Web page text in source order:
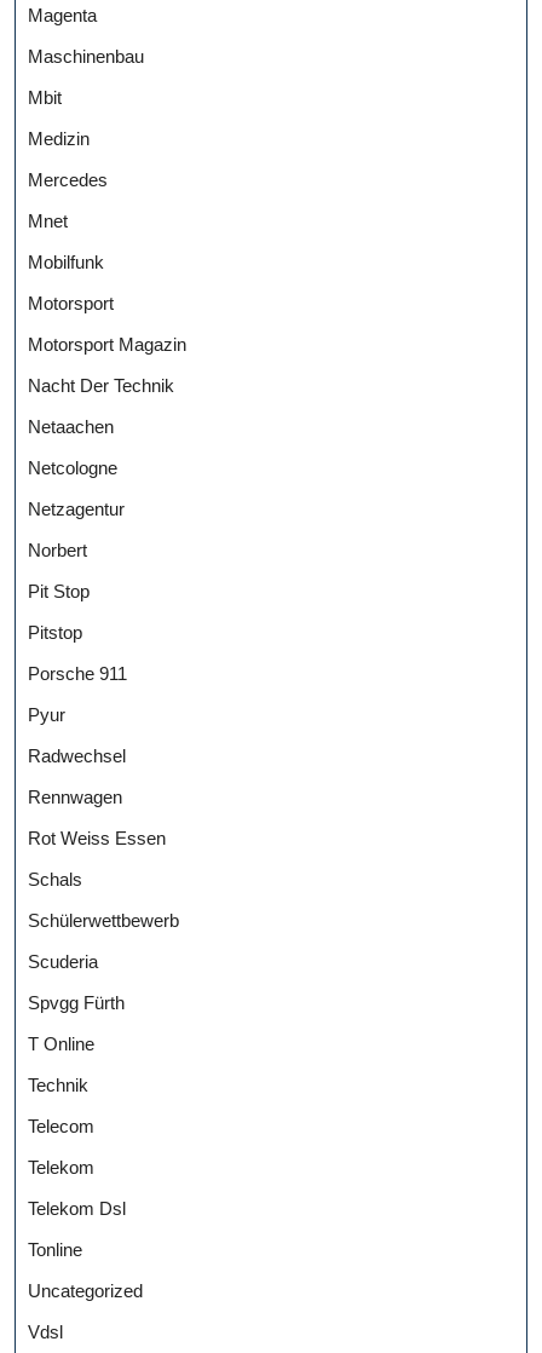
Magenta
Maschinenbau
Mbit
Medizin
Mercedes
Mnet
Mobilfunk
Motorsport
Motorsport Magazin
Nacht Der Technik
Netaachen
Netcologne
Netzagentur
Norbert
Pit Stop
Pitstop
Porsche 911
Pyur
Radwechsel
Rennwagen
Rot Weiss Essen
Schals
Schülerwettbewerb
Scuderia
Spvgg Fürth
T Online
Technik
Telecom
Telekom
Telekom Dsl
Tonline
Uncategorized
Vdsl